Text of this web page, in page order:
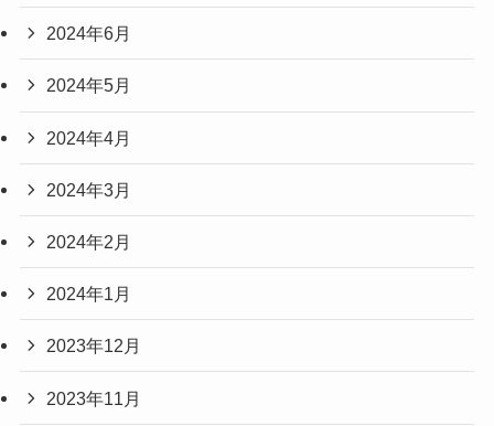
2024年6月
2024年5月
2024年4月
2024年3月
2024年2月
2024年1月
2023年12月
2023年11月